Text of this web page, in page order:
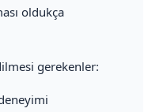
oldukça
gerekenler: